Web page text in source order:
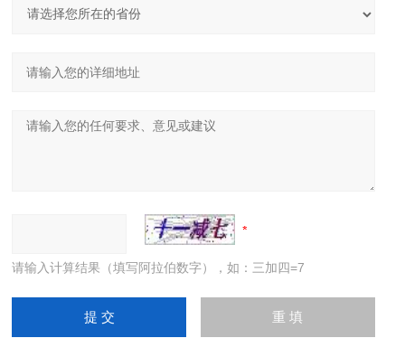
请输入计算结果（填写阿拉伯数字），如：三加四=7